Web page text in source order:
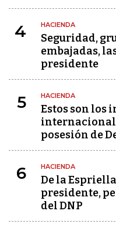
4 HACIENDA
Seguridad,
embajadas,
presidente
5 HACIENDA
Estos son los
posesión de
6 HACIENDA
De la
presidente,
del DNP